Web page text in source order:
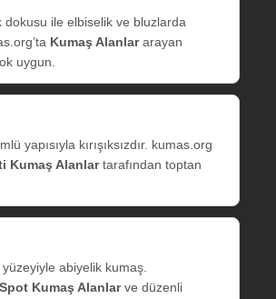
dokusu ile elbiselik ve bluzlarda
Kumaş Alanlararayan
uygun.
yapısıyla kırışıksızdır. kumas.org
Kumaş Alanlartarafından toptan
abiyelik kumaş.
Spot Kumaş Alanlarve düzenli